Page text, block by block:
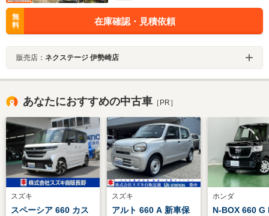
無
料
在庫確認・見積依頼
販売店： ネクステージ 伊勢崎店
あなたにおすすめの中古車 ［PR］
スズキ
スペーシア 660 カス
スズキ
アルト 660 A 新車保
ホンダ
N-BOX 660 G